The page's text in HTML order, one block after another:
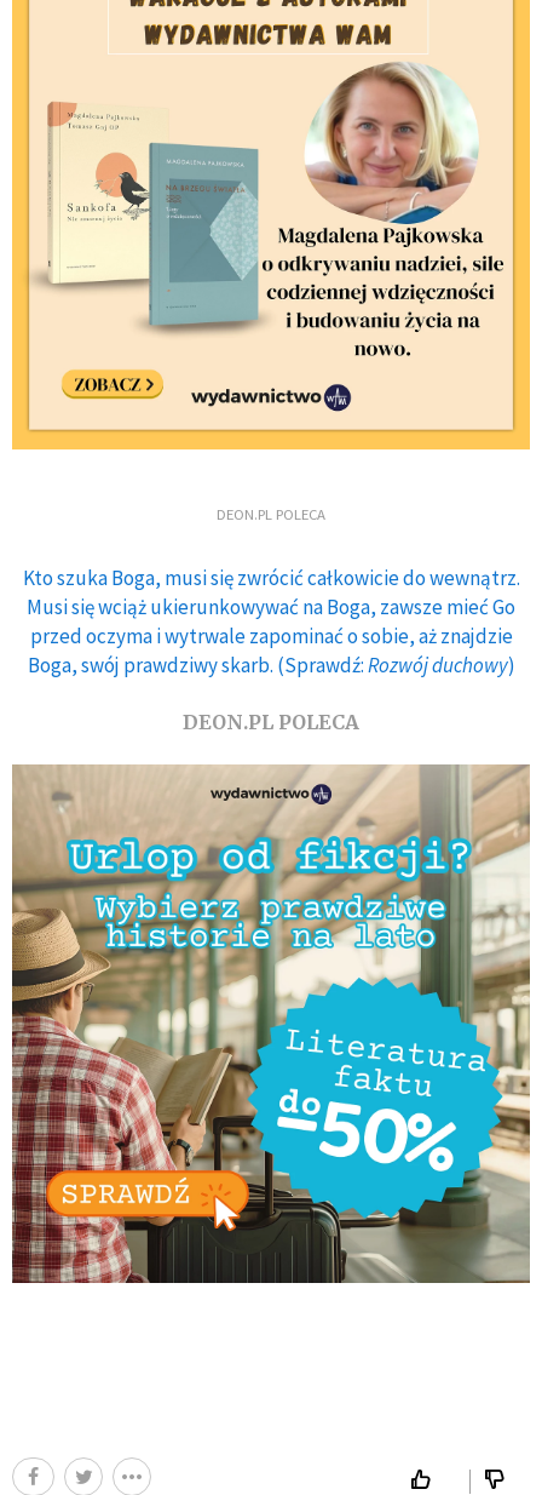
DEON.PL POLECA
Kto szuka Boga, musi się zwrócić całkowicie do wewnątrz.
Musi się wciąż ukierunkowywać na Boga, zawsze mieć Go
przed oczyma i wytrwale zapominać o sobie, aż znajdzie
Boga, swój prawdziwy skarb. (Sprawdź:Rozwój duchowy)
DEON.PL POLECA